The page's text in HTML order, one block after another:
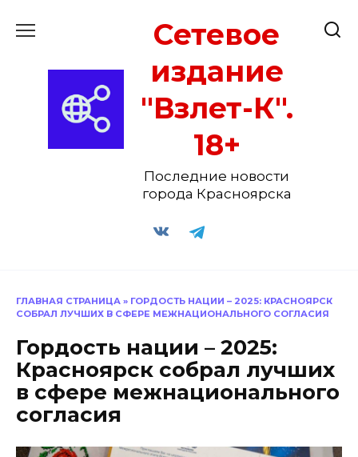
Сетевое
издание
"Взлет-К".
18+
Последние новости
города Красноярска
ГЛАВНАЯ СТРАНИЦА » ГОРДОСТЬ НАЦИИ – 2025: КРАСНОЯРСК
СОБРАЛ ЛУЧШИХ В СФЕРЕ МЕЖНАЦИОНАЛЬНОГО СОГЛАСИЯ
Гордость нации – 2025:
Красноярск собрал лучших
в сфере межнационального
согласия